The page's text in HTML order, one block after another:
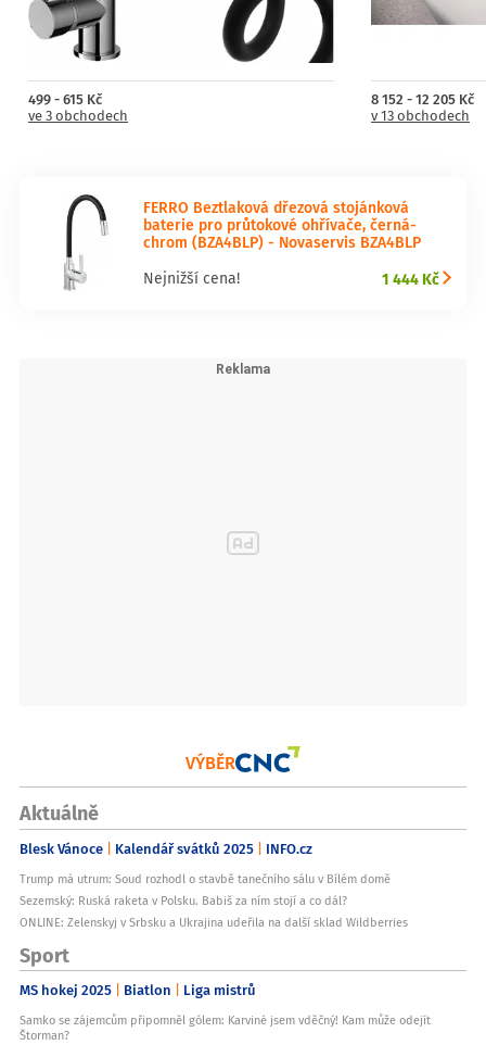
499 - 615 Kč
ve 3 obchodech
8 152 - 12 205 Kč
v 13 obchodech
FERRO Beztlaková dřezová stojánková
baterie pro průtokové ohřívače, černá-
chrom (BZA4BLP) - Novaservis BZA4BLP
Nejnižší cena! 1 444 Kč
VÝBĚR
Aktuálně
Blesk Vánoce Kalendář svátků 2025 INFO.cz
Trump má utrum: Soud rozhodl o stavbě tanečního sálu v Bílém domě
Sezemský: Ruská raketa v Polsku. Babiš za ním stojí a co dál?
ONLINE: Zelenskyj v Srbsku a Ukrajina udeřila na další sklad Wildberries
Sport
MS hokej 2025 Biatlon Liga mistrů
Samko se zájemcům připomněl gólem: Karviné jsem vděčný! Kam může odejít
Štorman?